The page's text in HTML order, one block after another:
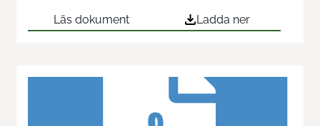
Läs dokument Ladda ner